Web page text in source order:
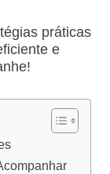
práticas
e